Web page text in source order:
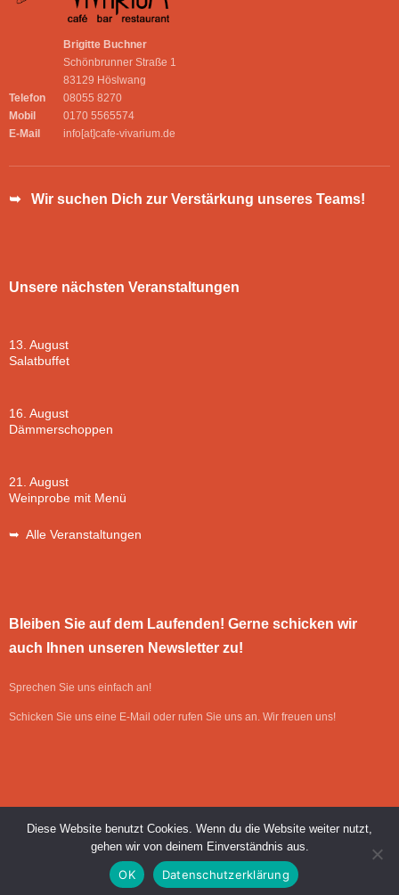
Brigitte Buchner
Schönbrunner Straße 1
83129 Höslwang
Telefon
08055 8270
Mobil
0170 5565574
E-Mail
info[at]cafe-vivarium.de
➥ Wir suchen Dich zur Verstärkung unseres Teams!
Unsere nächsten Veranstaltungen
13. August
Salatbuffet
16. August
Dämmerschoppen
21. August
Weinprobe mit Menü
➥ Alle Veranstaltungen
Bleiben Sie auf dem Laufenden! Gerne schicken wir
auch Ihnen unseren Newsletter zu!
Sprechen Sie uns einfach an!
Schicken Sie uns eine E-Mail oder rufen Sie uns an. Wir freuen uns!
Umsetzung: SAWS GmbH & Co. KG, Edling
| © Cafe Bar & Restaurant
Impressum | Datenschutz | Kontakt
Diese Website benutzt Cookies. Wenn du die Website weiter nutzt,
gehen wir von deinem Einverständnis aus.
OK Datenschutzerklärung